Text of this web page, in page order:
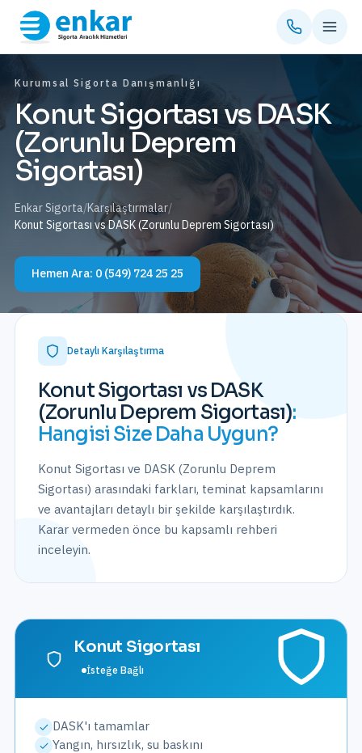
Kurumsal Sigorta Danışmanlığı
Konut Sigortası vs DASK
(Zorunlu Deprem
Sigortası)
Enkar Sigorta/Karşılaştırmalar/
Konut Sigortası vs DASK (Zorunlu Deprem Sigortası)
Hemen Ara: 0 (549) 724 25 25
Detaylı Karşılaştırma
Konut Sigortası vs DASK
(Zorunlu Deprem Sigortası):
Hangisi Size Daha Uygun?
Konut Sigortası ve DASK (Zorunlu Deprem
Sigortası) arasındaki farkları, teminat kapsamlarını
ve avantajları detaylı bir şekilde karşılaştırdık.
Karar vermeden önce bu kapsamlı rehberi
inceleyin.
Konut Sigortası
İsteğe Bağlı
DASK'ı tamamlar
Yangın, hırsızlık, su baskını